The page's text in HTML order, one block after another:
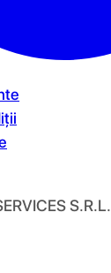
S.R.L.